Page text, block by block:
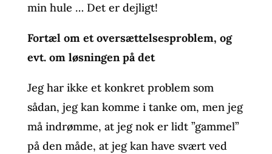
min hule … Det er dejligt!
Fortæl om et oversættelsesproblem, og
evt. om løsningen på det
Jeg har ikke et konkret problem som
sådan, jeg kan komme i tanke om, men jeg
må indrømme, at jeg nok er lidt ”gammel”
på den måde, at jeg kan have svært ved